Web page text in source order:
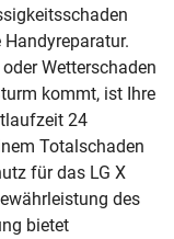
Wetterschaden
kommt, ist Ihre
24
Totalschaden
für das LG X
des
bietet